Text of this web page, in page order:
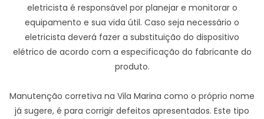
eletricista é responsável por planejar e monitorar o
equipamento e sua vida útil. Caso seja necessário o
eletricista deverá fazer a substituição do dispositivo
elétrico de acordo com a especificação do fabricante do
produto.
Manutenção corretiva na Vila Marina como o próprio nome
já sugere, é para corrigir defeitos apresentados. Este tipo